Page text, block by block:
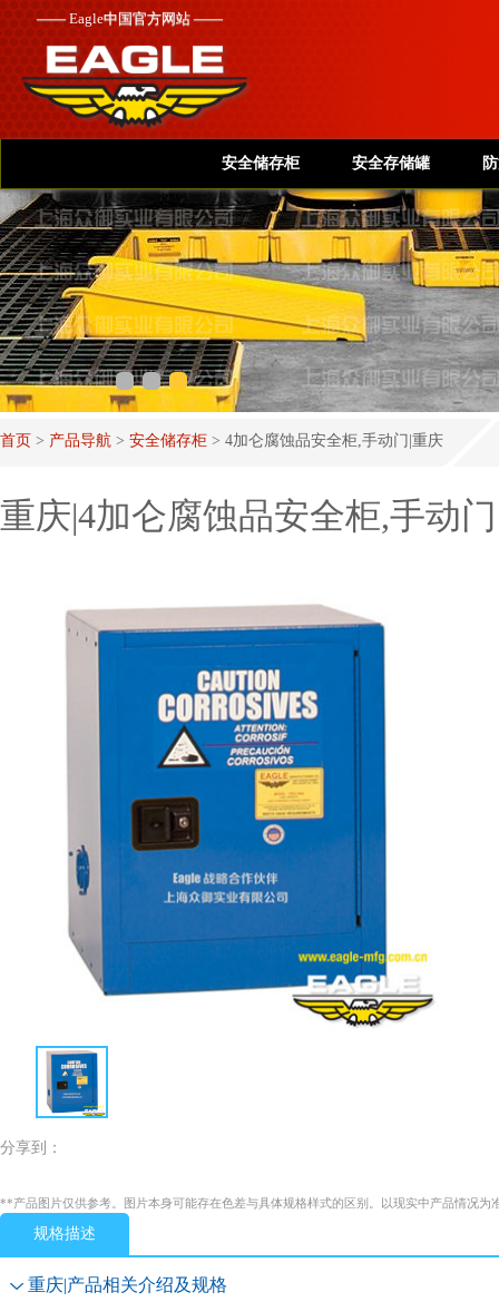
——Eagle中国官方网站 ——
安全储存柜 安全存储罐
首页 > 产品导航 > 安全储存柜 > 4加仑腐蚀品安全柜,手动门|重庆
重庆|4加仑腐蚀品安全柜,手动门
分享到：
**产品图片仅供参考。图片本身可能存在色差与具体规格样式的区别。以现实中产品情况为
规格描述
重庆|产品相关介绍及规格